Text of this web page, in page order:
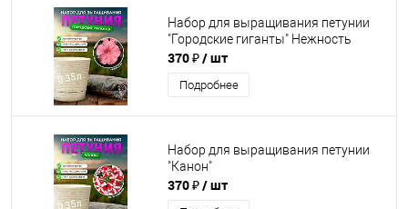
Набор для выращивания петунии
"Городские гиганты" Нежность
370 ₽/ шт
Подробнее
Набор для выращивания петунии
"Канон"
370 ₽/ шт